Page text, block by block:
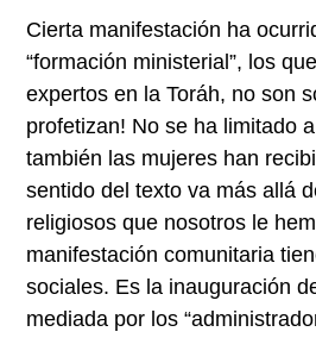
Cierta manifestación ha
“formación ministerial”, los
expertos en la Toráh, no son
profetizan! No se ha limitado
también las mujeres han
sentido del texto va más allá
religiosos que nosotros le
manifestación comunitaria
sociales. Es la inauguración
mediada por los